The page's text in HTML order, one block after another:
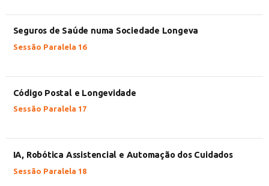
Seguros de Saúde numa Sociedade Longeva
Sessão Paralela 16
Código Postal e Longevidade
Sessão Paralela 17
IA, Robótica Assistencial e Automação dos Cuidados
Sessão Paralela 18